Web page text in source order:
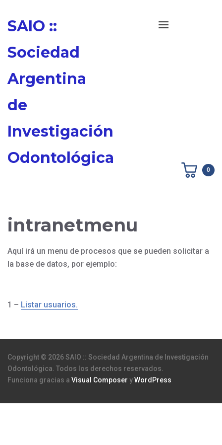
SAIO ::
Sociedad
Argentina
de
Investigación
Odontológica
Alternar
0
intranetmenu
Aquí irá un menu de procesos que se pueden solicitar a
la base de datos, por ejemplo:
1 – Listar usuarios.
Copyright © 2026 SAIO :: Sociedad Argentina de Investigación
Odontológica. Todos los derechos reservados.
Funciona gracias a Visual Composer yWordPress